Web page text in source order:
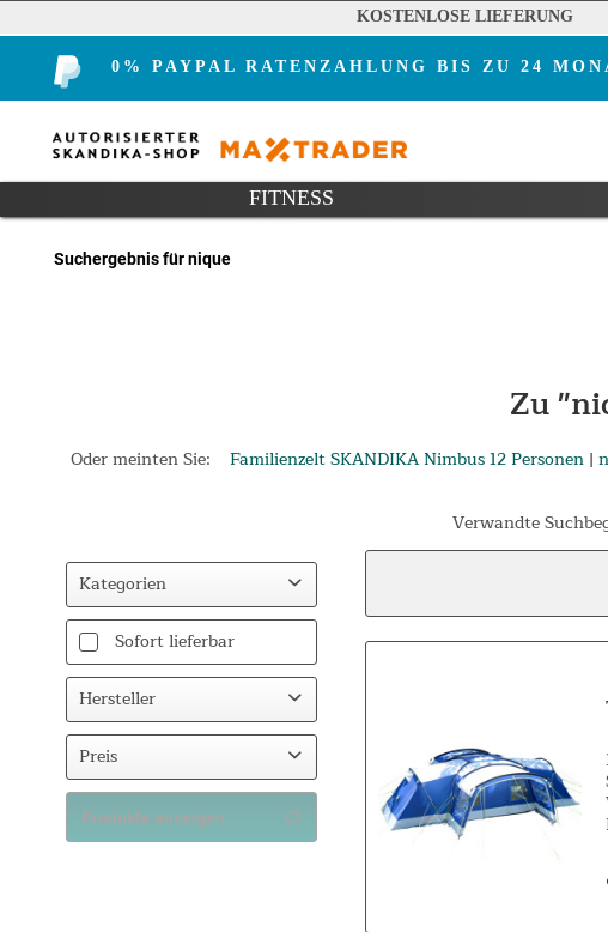
KOSTENLOSE LIEFERUNG
0% PAYPAL RATENZAHLUNG BIS ZU 24
FITNESS
Suchergebnis für nique
Zu
Oder meinten Sie: Familienzelt SKANDIKA Nimbus 12 Personen|
Verwandte
Kategorien
Camping
Zelte
Sofort lieferbar
Hersteller
Skandika
Preis
von229,00 €bis
Produkte anzeigen